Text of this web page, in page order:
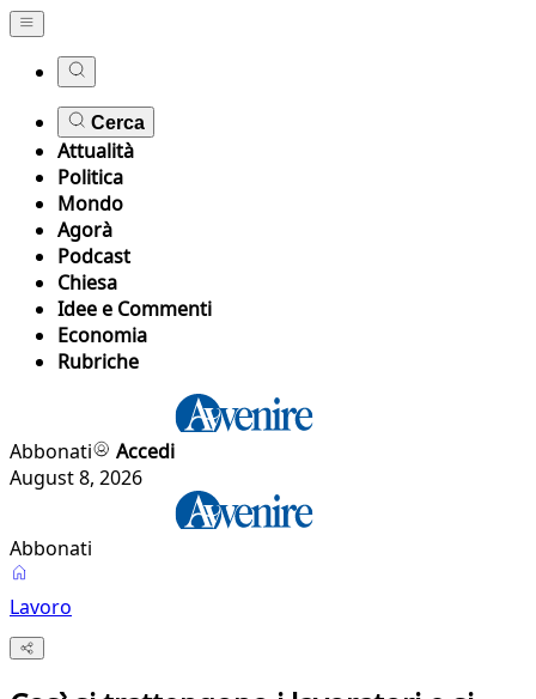
Cerca
Attualità
Politica
Mondo
Agorà
Podcast
Chiesa
Idee e Commenti
Economia
Rubriche
Abbonati
Accedi
August 8, 2026
Abbonati
Lavoro